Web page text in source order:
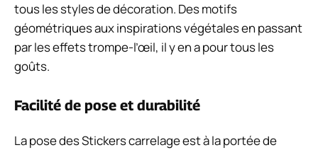
tous les styles de décoration. Des motifs
géométriques aux inspirations végétales en passant
par les effets trompe-l’œil, il y en a pour tous les
goûts.
Facilité de pose et durabilité
La pose des Stickers carrelage est à la portée de